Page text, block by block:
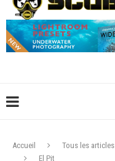
Accueil Tous les articles
El Pit